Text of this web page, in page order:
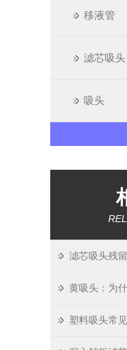
移液管
滤芯吸头
吸头
黄吸头：为
塑料吸头常